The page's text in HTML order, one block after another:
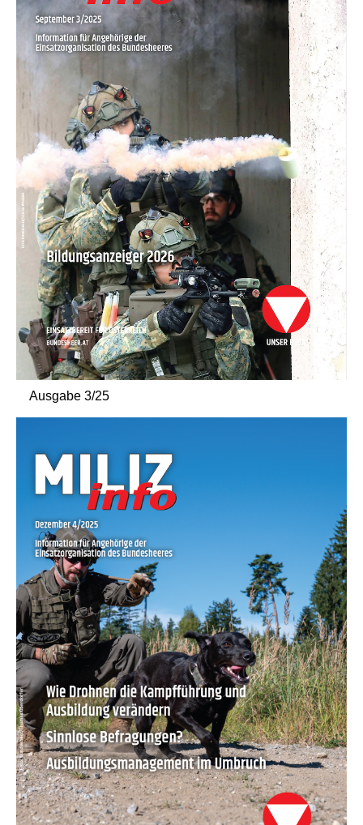
Ausgabe 3/25